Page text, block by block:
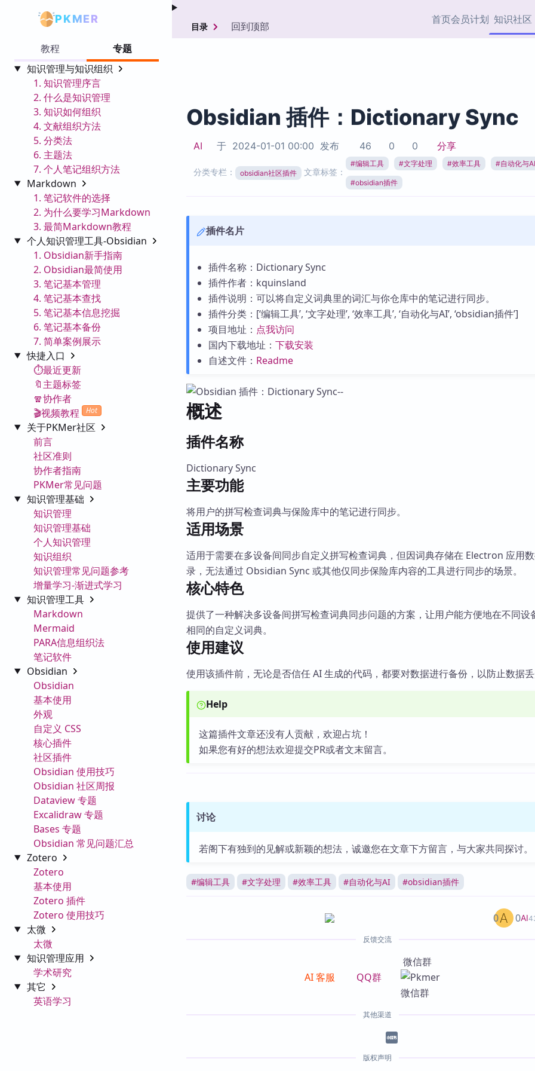
PKMER 首页会员计划 知识社区
协作者
热门链接Top5
载
加速访问 Obsidian 官方
市场
Zotero 插件
插件
教程
专题
知识管理与知识组织
1. 知识管理序言
2. 什么是知识管理
3. 知识如何组织
4. 文献组织方法
5. 分类法
6. 主题法
7. 个人笔记组织方法
Markdown
1. 笔记软件的选择
2. 为什么要学习Markdown
3. 最简Markdown教程
个人知识管理工具-Obsidian
1. Obsidian新手指南
2. Obsidian最简使用
3. 笔记基本管理
4. 笔记基本查找
5. 笔记基本信息挖掘
6. 笔记基本备份
7. 简单案例展示
快捷入口
⏱️最近更新
🔖主题标签
🧣协作者
🎬视频教程
Hot
关于PKMer社区
前言
社区准则
协作者指南
PKMer常见问题
知识管理基础
知识管理
知识管理基础
个人知识管理
知识组织
知识管理常见问题参考
增量学习-渐进式学习
知识管理工具
Markdown
Mermaid
PARA信息组织法
笔记软件
Obsidian
Obsidian
基本使用
外观
自定义 CSS
核心插件
社区插件
Obsidian 使用技巧
Obsidian 社区周报
Dataview 专题
Excalidraw 专题
Bases 专题
Obsidian 常见问题汇总
Zotero
Zotero
基本使用
Zotero 插件
Zotero 使用技巧
太微
太微
知识管理应用
学术研究
其它
英语学习
目录 回到顶部
Obsidian 插件：Dictionary Sync
AI 于 2024-01-01 00:00 发布 46 0 0 分享
分类专栏： obsidian社区插件 文章标签：
#编辑工具 #文字处理 #效率工具 #自动化与AI
#obsidian插件
插件名片
插件名称：Dictionary Sync
插件作者：kquinsland
插件说明：可以将自定义词典里的词汇与你仓库中的笔记进行同步。
插件分类：[‘编辑工具’, ‘文字处理’, ‘效率工具’, ‘自动化与AI’, ‘obsidian插件’]
项目地址： 点我访问
国内下载地址： 下载安装
自述文件： Readme
概述
插件名称
Dictionary Sync
主要功能
将用户的拼写检查词典与保险库中的笔记进行同步。
适用场景
适用于需要在多设备间同步自定义拼写检查词典，但因词典存储在 Electron 应用
录，无法通过 Obsidian Sync 或其他仅同步保险库内容的工具进行同步的场景。
核心特色
提供了一种解决多设备间拼写检查词典同步问题的方案，让用户能方便地在不同设
相同的自定义词典。
使用建议
使用该插件前，无论是否信任 AI 生成的代码，都要对数据进行备份，以防止数据丢
Help
这篇插件文章还没有人贡献，欢迎占坑！
如果您有好的想法欢迎提交PR或者文末留言。
讨论
若阁下有独到的见解或新颖的想法，诚邀您在文章下方留言，与大家共同探讨。
#编辑工具 #文字处理 #效率工具 #自动化与AI #obsidian插件
AI
0 0
反馈交流
AI 客服 QQ群
微信群
其他渠道
版权声明